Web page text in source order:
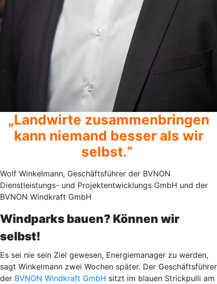
„Landwirte zusammenbringen
kann niemand besser als wir
selbst.“
Wolf Winkelmann, Geschäftsführer der BVNON
Dienstleistungs- und Projektentwicklungs GmbH und der
BVNON Windkraft GmbH
Windparks bauen? Können wir
selbst!
Es sei nie sein Ziel gewesen, Energiemanager zu werden,
sagt Winkelmann zwei Wochen später. Der Geschäftsführer
der BVNON Windkraft GmbH sitzt im blauen Strickpulli am